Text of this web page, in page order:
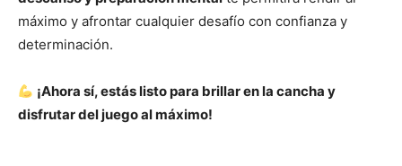
máximo y afrontar cualquier desafío con confianza y
determinación.
¡Ahora sí, estás listo para brillar en la cancha y
disfrutar del juego al máximo!